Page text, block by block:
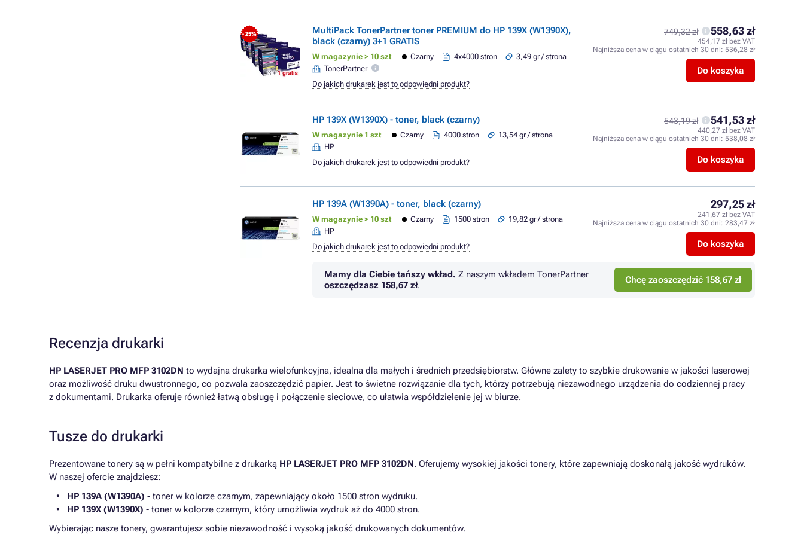
- 25%
MultiPack TonerPartner toner PREMIUM do HP 139X (W1390X),
black (czarny) 3+1 GRATIS
W magazynie > 10 szt Czarny 4x4000 stron
3,49 gr / strona
TonerPartner
749,32 zł 558,63 zł
454,17 zł bez VAT
Najniższa cena w ciągu ostatnich 30 dni: 536,28 zł
Do koszyka
Do jakich drukarek jest to odpowiedni produkt?
HP 139X (W1390X) - toner, black (czarny)
W magazynie 1 szt Czarny 4000 stron
13,54 gr / strona
HP
543,19 zł 541,53 zł
440,27 zł bez VAT
Najniższa cena w ciągu ostatnich 30 dni: 538,08 zł
Do koszyka
Do jakich drukarek jest to odpowiedni produkt?
HP 139A (W1390A) - toner, black (czarny)
W magazynie > 10 szt Czarny 1500 stron
19,82 gr / strona
HP
297,25 zł
241,67 zł bez VAT
Najniższa cena w ciągu ostatnich 30 dni: 283,47 zł
Do koszyka
Do jakich drukarek jest to odpowiedni produkt?
Mamy dla Ciebie tańszy wkład. Z naszym wkładem TonerPartner
oszczędzasz 158,67 zł. Chcę zaoszczędzić 158,67 zł
Recenzja drukarki
HP LASERJET PRO MFP 3102DN to wydajna drukarka wielofunkcyjna, idealna dla małych i średnich przedsiębiorstw. Główne zalety to szybkie drukowanie w jakości laserowej
oraz możliwość druku dwustronnego, co pozwala zaoszczędzić papier. Jest to świetne rozwiązanie dla tych, którzy potrzebują niezawodnego urządzenia do codziennej pracy
z dokumentami. Drukarka oferuje również łatwą obsługę i połączenie sieciowe, co ułatwia współdzielenie jej w biurze.
Tusze do drukarki
Prezentowane tonery są w pełni kompatybilne z drukarką HP LASERJET PRO MFP 3102DN. Oferujemy wysokiej jakości tonery, które zapewniają doskonałą jakość wydruków.
W naszej ofercie znajdziesz:
HP 139A (W1390A) - toner w kolorze czarnym, zapewniający około 1500 stron wydruku.
HP 139X (W1390X) - toner w kolorze czarnym, który umożliwia wydruk aż do 4000 stron.
Wybierając nasze tonery, gwarantujesz sobie niezawodność i wysoką jakość drukowanych dokumentów.